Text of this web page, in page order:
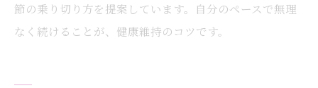
節の乗り切り方を提案しています。自分のペースで無理
なく続けることが、健康維持のコツです。